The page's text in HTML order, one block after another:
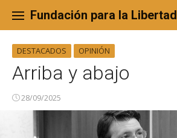
content
Fundación para la Libertad
DESTACADOS OPINIÓN
Arriba y abajo
28/09/2025